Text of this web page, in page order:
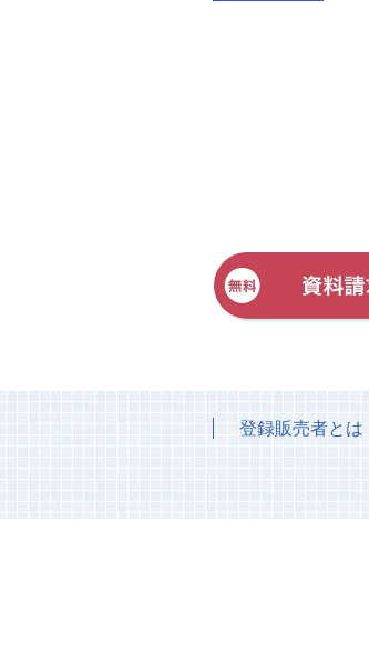
登録販売者とは